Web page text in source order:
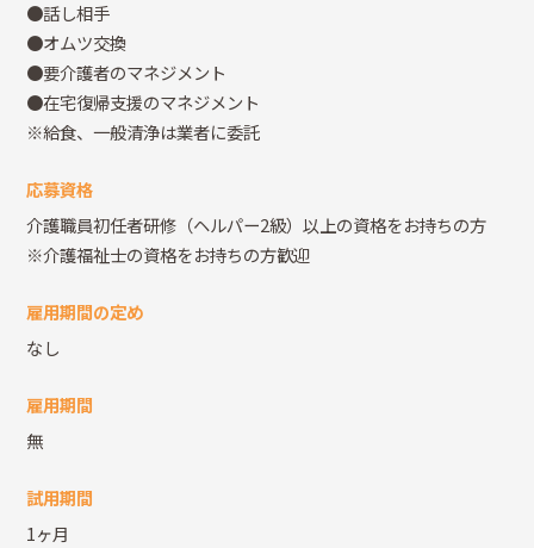
●話し相手
●オムツ交換
●要介護者のマネジメント
●在宅復帰支援のマネジメント
※給食、一般清浄は業者に委託
応募資格
介護職員初任者研修（ヘルパー2級）以上の資格をお持ちの方
※介護福祉士の資格をお持ちの方歓迎
雇用期間の定め
なし
雇用期間
無
試用期間
1ヶ月